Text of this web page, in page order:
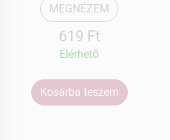
MEGNÉZEM
619 Ft
Elérhetõ
Kosárba teszem